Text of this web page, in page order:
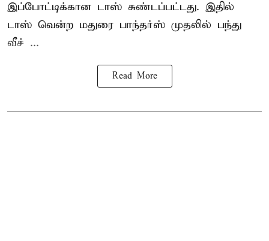
இப்போட்டிக்கான டாஸ் சுண்டப்பட்டது. இதில்
டாஸ் வென்ற மதுரை பாந்தர்ஸ் முதலில் பந்து
வீச் ...
Read More